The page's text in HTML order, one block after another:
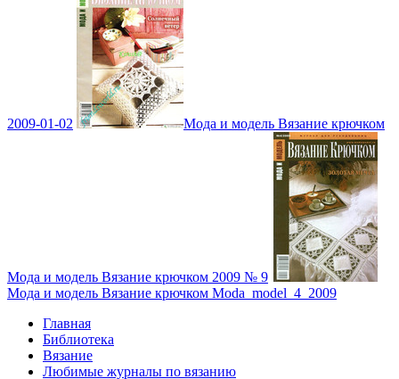
2009-01-02 Мода и модель Вязание крючком
Мода и модель Вязание крючком 2009 № 9
Мода и модель Вязание крючком Moda_model_4_2009
Главная
Библиотека
Вязание
Любимые журналы по вязанию